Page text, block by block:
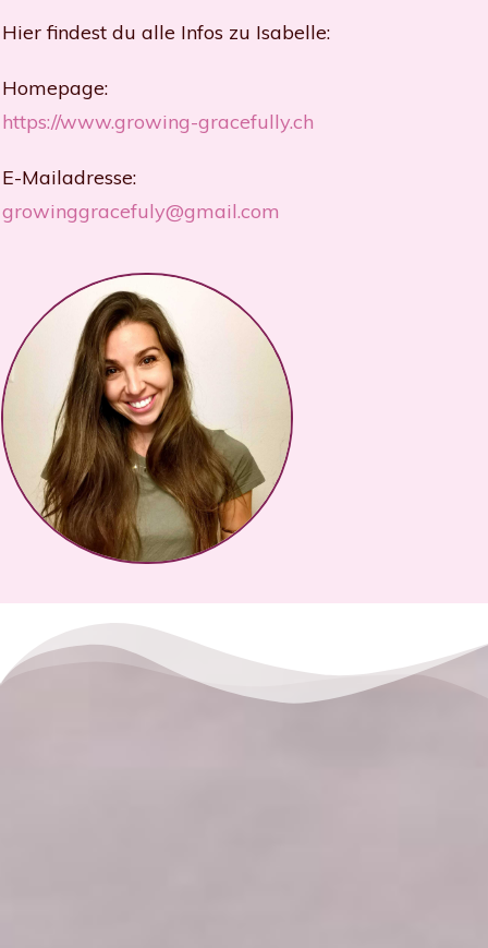
Hier findest du alle Infos zu Isabelle:
Homepage:
https://www.growing-gracefully.ch
E-Mailadresse:
growinggracefuly@gmail.com